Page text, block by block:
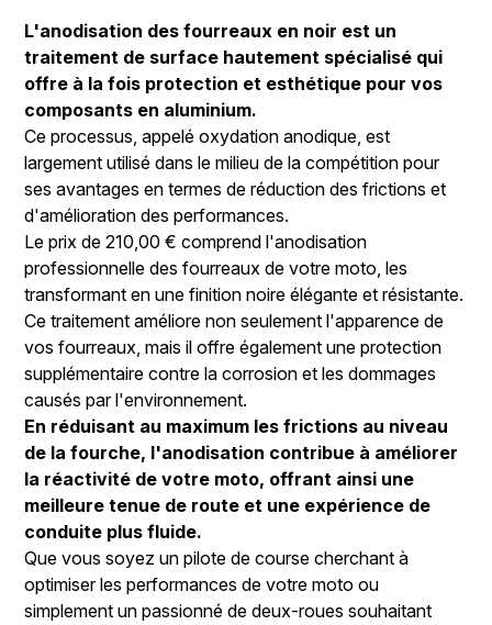
L'anodisation des fourreaux en noir est un
traitement de surface hautement spécialisé qui
offre à la fois protection et esthétique pour vos
composants en aluminium.
Ce processus, appelé oxydation anodique, est
largement utilisé dans le milieu de la compétition pour
ses avantages en termes de réduction des frictions et
d'amélioration des performances.
Le prix de 210,00 € comprend l'anodisation
professionnelle des fourreaux de votre moto, les
transformant en une finition noire élégante et résistante.
Ce traitement améliore non seulement l'apparence de
vos fourreaux, mais il offre également une protection
supplémentaire contre la corrosion et les dommages
causés par l'environnement.
En réduisant au maximum les frictions au niveau
de la fourche, l'anodisation contribue à améliorer
la réactivité de votre moto, offrant ainsi une
meilleure tenue de route et une expérience de
conduite plus fluide.
Que vous soyez un pilote de course cherchant à
optimiser les performances de votre moto ou
simplement un passionné de deux-roues souhaitant